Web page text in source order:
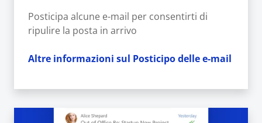
Posticipa alcune e-mail per consentirti di
ripulire la posta in arrivo
Altre informazioni sul Posticipo delle e-mail